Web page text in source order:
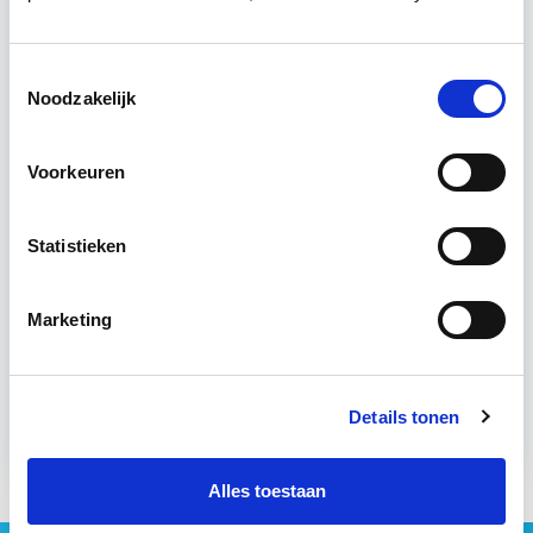
Noodzakelijk
Voorkeuren
Statistieken
Marketing
Details tonen
Alles toestaan
Lees verder
Utrecht & Online
Meer informatie